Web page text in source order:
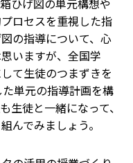
ひげ図の単元構想や
ロセスを重視した指
の指導について、心
いますが、全国学
て生徒のつまずきを
単元の指導計画を構
生徒と一緒になって、
んでみましょう。